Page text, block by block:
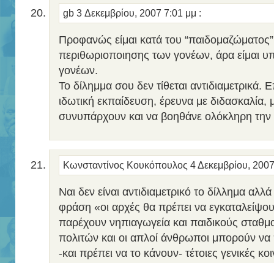
gb 3 Δεκεμβρίου, 2007 7:01 μμ :
Προφανώς είμαι κατά του “παιδομαζώματος”
περιθωριοποιησης των γονέων, άρα είμαι
γονέων.
Το δίλημμα σου δεν τίθεται αντιδιαμετρικά.
ιδωτική εκπαίδευση, έρευνα με
συνυπάρχουν και να βοηθάνε ολόκληρη την
Κωνσταντίνος Κουκόπουλος 4 Δεκεμβρίου,
Ναι δεν είναι αντιδιαμετρικό το δίλλημα
φράση «οι αρχές θα πρέπει να
παρέχουν νηπιαγωγεία και παιδικούς
πολιτών και οι απλοί άνθρωποι μπορούν
-και πρέπει να το κάνουν- τέτοιες γενικές